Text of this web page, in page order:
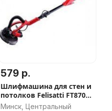
579 р.
Шлифмашина для стен и
потолков Felisatti FT8705
(кейс)
Минск, Центральный